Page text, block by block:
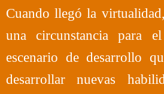
Cuando llegó la
una circunstancia para
escenario de desarrollo
desarrollar nuevas